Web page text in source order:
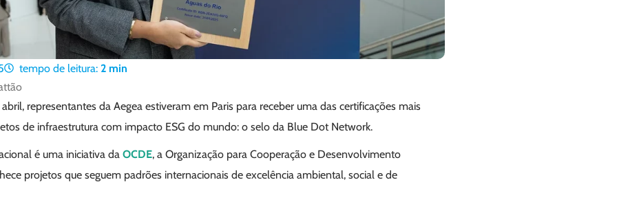
tempo de leitura: 2 min
representantes da Aegea estiveram em Paris para receber uma das certificações mais
de infraestrutura com impacto ESG do mundo: o selo da Blue Dot Network.
é uma iniciativa da OCDE, a Organização para Cooperação e Desenvolvimento
projetos que seguem padrões internacionais de excelência ambiental, social e de